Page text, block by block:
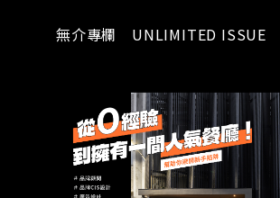
無介專欄 UNLIMITED ISSUE